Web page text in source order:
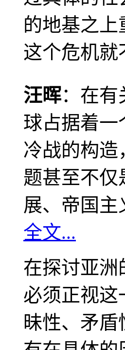
的地基之
这个危机就
汪晖：在
球占据着一
冷战的构
题甚至不
展、帝国
全文...
在探讨亚洲
必须正视这
昧性、矛